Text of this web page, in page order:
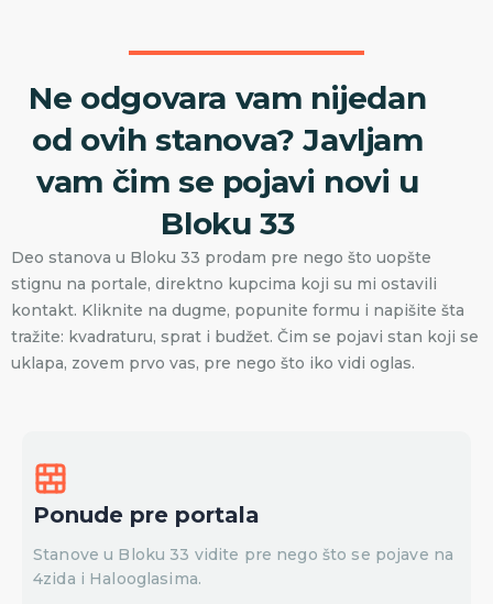
Ne odgovara vam nijedan
od ovih stanova? Javljam
vam čim se pojavi novi u
Bloku 33
Deo stanova u Bloku 33 prodam pre nego što uopšte
stignu na portale, direktno kupcima koji su mi ostavili
kontakt. Kliknite na dugme, popunite formu i napišite šta
tražite: kvadraturu, sprat i budžet. Čim se pojavi stan koji se
uklapa, zovem prvo vas, pre nego što iko vidi oglas.
Ponude pre portala
Stanove u Bloku 33 vidite pre nego što se pojave na
4zida i Halooglasima.